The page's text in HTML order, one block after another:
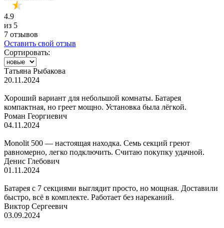
4.9
из 5
7 отзывов
Оставить свой отзыв
Сортировать:
Татьяна Рыбакова
20.11.2024
Хороший вариант для небольшой комнаты. Батарея
компактная, но греет мощно. Установка была лёгкой.
Роман Георгиевич
04.11.2024
Monolit 500 — настоящая находка. Семь секций греют
равномерно, легко подключить. Считаю покупку удачной.
Денис Глебович
01.11.2024
Батарея с 7 секциями выглядит просто, но мощная. Доставили
быстро, всё в комплекте. Работает без нареканий.
Виктор Сергеевич
03.09.2024